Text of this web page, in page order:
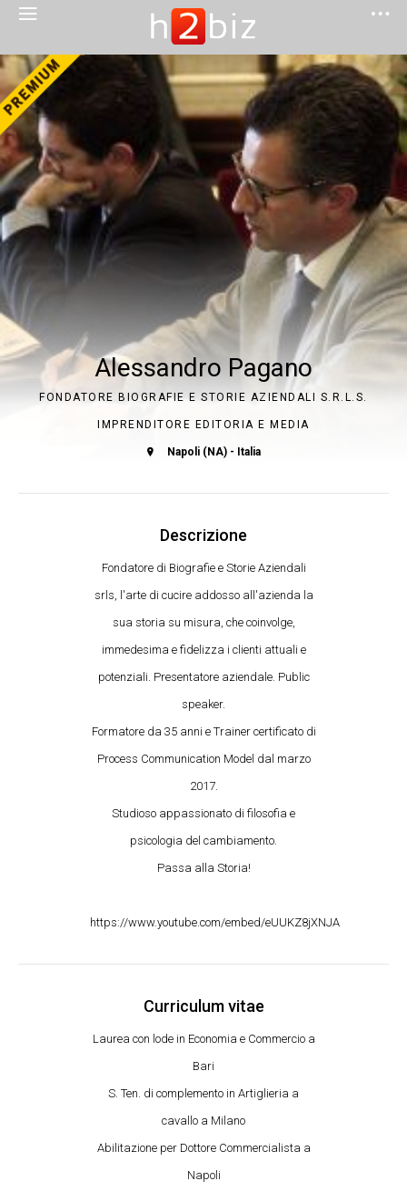
Alessandro Pagano
FONDATORE BIOGRAFIE E STORIE AZIENDALI S.R.L.S.
IMPRENDITORE EDITORIA E MEDIA
Napoli (NA) - Italia
Descrizione
Fondatore di Biografie e Storie Aziendali
srls, l'arte di cucire addosso all'azienda la
sua storia su misura, che coinvolge,
immedesima e fidelizza i clienti attuali e
potenziali. Presentatore aziendale. Public
speaker.
Formatore da 35 anni e Trainer certificato di
Process Communication Model dal marzo
2017.
Studioso appassionato di filosofia e
psicologia del cambiamento.
Passa alla Storia!
https://www.youtube.com/embed/eUUKZ8jXNJA
Curriculum vitae
Laurea con lode in Economia e Commercio a
Bari
S. Ten. di complemento in Artiglieria a
cavallo a Milano
Abilitazione per Dottore Commercialista a
Napoli